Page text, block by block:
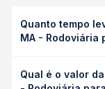
Quanto tempo
MA - Rodoviária
Campos Belos,
Qual é o valor